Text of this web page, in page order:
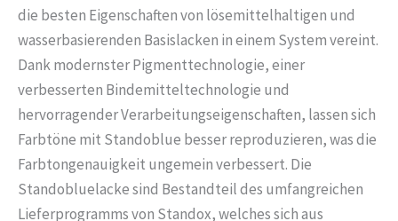
die besten Eigenschaften von lösemittelhaltigen und
wasserbasierenden Basislacken in einem System vereint.
Dank modernster Pigmenttechnologie, einer
verbesserten Bindemitteltechnologie und
hervorragender Verarbeitungseigenschaften, lassen sich
Farbtöne mit Standoblue besser reproduzieren, was die
Farbtongenauigkeit ungemein verbessert. Die
Standobluelacke sind Bestandteil des umfangreichen
Lieferprogramms von Standox, welches sich aus